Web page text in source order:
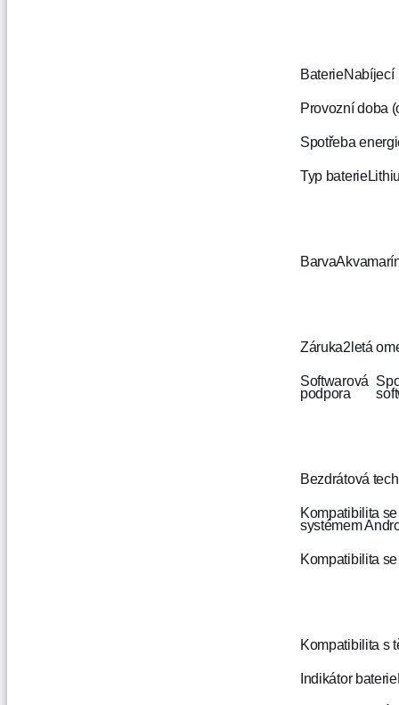
BaterieNabíjecí
Provozní doba
Spotřeba
Typ baterie
Barva
Záruka2letá
Softwarová
podpora
Bezdrátová
Kompatibilita se
systémem
Kompatibilita
Kompatibilita s
Indikátor baterie